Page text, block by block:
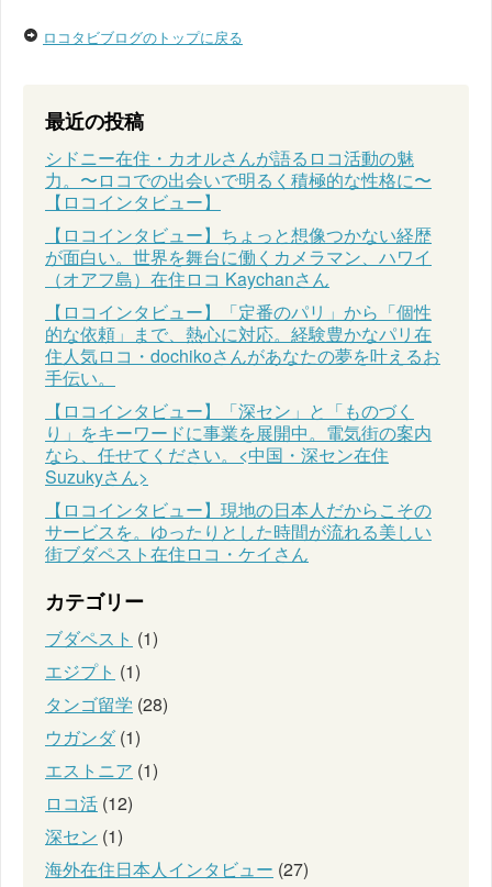
ロコタビブログのトップに戻る
最近の投稿
シドニー在住・カオルさんが語るロコ活動の魅
力。〜ロコでの出会いで明るく積極的な性格に〜
【ロコインタビュー】
【ロコインタビュー】ちょっと想像つかない経歴
が面白い。世界を舞台に働くカメラマン、ハワイ
（オアフ島）在住ロコ Kaychanさん
【ロコインタビュー】「定番のパリ」から「個性
的な依頼」まで、熱心に対応。経験豊かなパリ在
住人気ロコ・dochikoさんがあなたの夢を叶えるお
手伝い。
【ロコインタビュー】「深セン」と「ものづく
り」をキーワードに事業を展開中。電気街の案内
なら、任せてください。<中国・深セン在住
Suzukyさん>
【ロコインタビュー】現地の日本人だからこその
サービスを。ゆったりとした時間が流れる美しい
街ブダペスト在住ロコ・ケイさん
カテゴリー
ブダペスト (1)
エジプト (1)
タンゴ留学 (28)
ウガンダ(1)
エストニア (1)
ロコ活 (12)
深セン (1)
海外在住日本人インタビュー (27)